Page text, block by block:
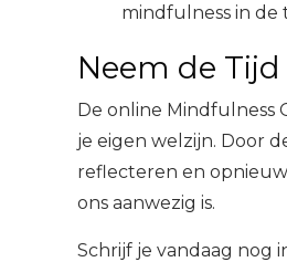
mindfulness in de
Neem de
De online Mindfulness
je eigen welzijn. Door
reflecteren en
ons aanwezig is.
Schrijf je vandaag nog